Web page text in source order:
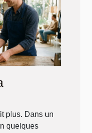
plus. Dans un
quelques